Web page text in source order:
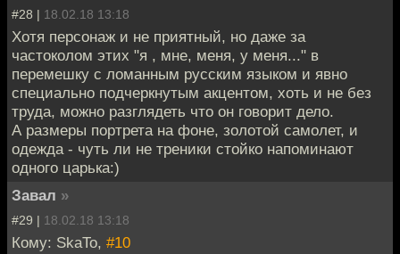
#28 | 18.02.18 13:18
Хотя персонаж и не приятный, но даже за
частоколом этих "я , мне, меня, у меня..." в
перемешку с ломанным русским языком и явно
специально подчеркнутым акцентом, хоть и не без
труда, можно разглядеть что он говорит дело.
А размеры портрета на фоне, золотой самолет, и
одежда - чуть ли не треники стойко напоминают
одного царька:)
Завал »
#29 | 18.02.18 13:18
Кому: SkaTo, #10